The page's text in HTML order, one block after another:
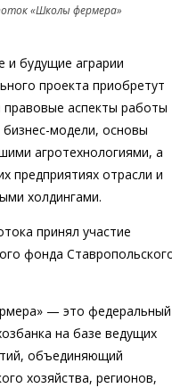
«Школы фермера»
будущие аграрии
проекта приобретут
правовые аспекты работы
модели, основы
агротехнологиями, а
предприятиях отрасли и
холдингами.
принял участие
фонда
— это федеральный
на базе ведущих
объединяющий
хозяйства, регионов,